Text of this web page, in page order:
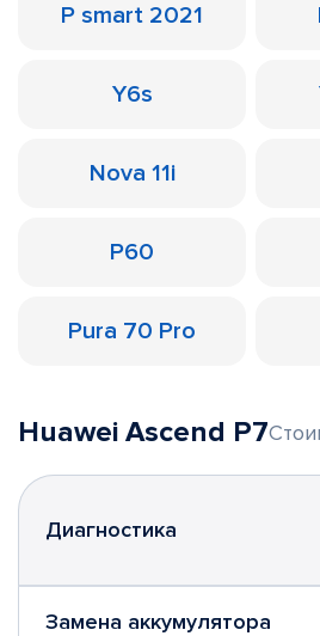
P smart 2021
Y6s
Nova 11i
P60
Pura 70 Pro
Huawei Ascend P7
Диагностика
Замена аккумулятора